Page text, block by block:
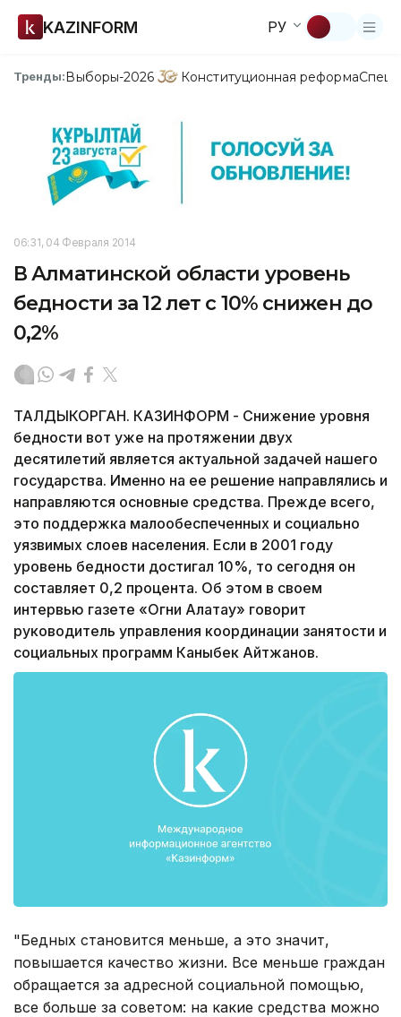
KAZINFORM РУ
Тренды:Выборы-2026 Конституционная реформа
06:31, 04 Февраля 2014
В Алматинской области уровень
бедности за 12 лет с 10% снижен до
0,2%
ТАЛДЫКОРГАН. КАЗИНФОРМ - Снижение уровня
бедности вот уже на протяжении двух
десятилетий является актуальной задачей нашего
государства. Именно на ее решение направлялись и
направляются основные средства. Прежде всего,
это поддержка малообеспеченных и социально
уязвимых слоев населения. Если в 2001 году
уровень бедности достигал 10%, то сегодня он
составляет 0,2 процента. Об этом в своем
интервью газете «Огни Алатау» говорит
руководитель управления координации занятости и
социальных программ Каныбек Айтжанов.
"Бедных становится меньше, а это значит,
повышается качество жизни. Все меньше граждан
обращается за адресной социальной помощью,
все больше за советом: на какие средства можно